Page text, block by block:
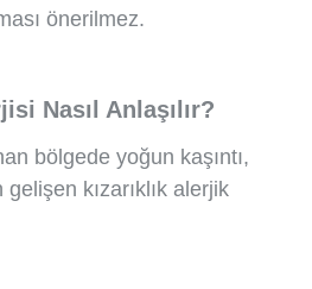
önerilmez.
Nasıl Anlaşılır?
bölgede yoğun kaşıntı,
kızarıklık alerjik